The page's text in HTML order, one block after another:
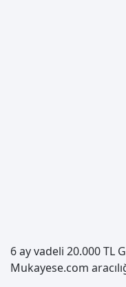
6 ay vadeli 20.000 TL
Mukayese.com